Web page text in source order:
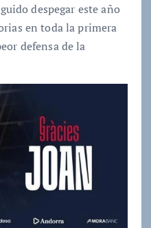
despegar este año
en toda la primera
defensa de la